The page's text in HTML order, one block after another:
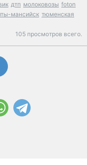
дтп молоковозы foton
мансийск тюменская
105 просмотров всего.